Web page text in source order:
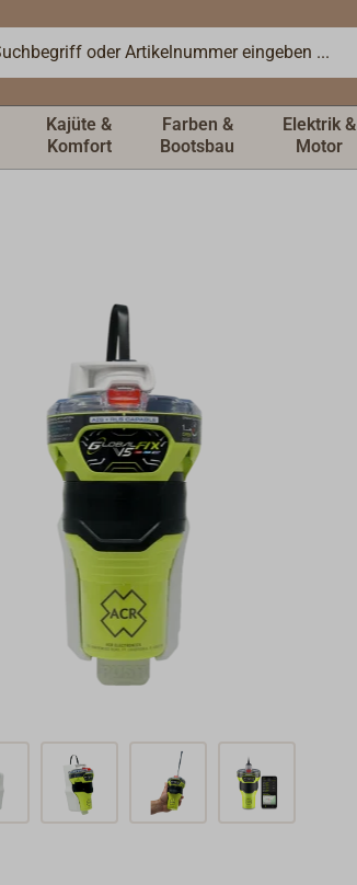
Kajüte &
Komfort
Farben &
Bootsbau
Elektrik &
Motor